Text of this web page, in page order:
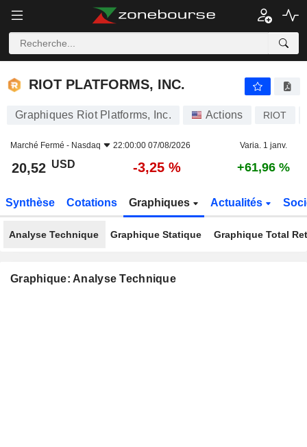
RIOT PLATFORMS, INC.
RIOT PLATFORMS, INC.
Graphiques Riot Platforms, Inc. Actions RIOT
Marché Fermé - Nasdaq 22:00:00 07/08/2026 Varia. 1 janv.
20,52 USD -3,25 % +61,96 %
Synthèse Cotations Graphiques Actualités
Analyse Technique Graphique Statique Graphique Total
Graphique: Analyse Technique